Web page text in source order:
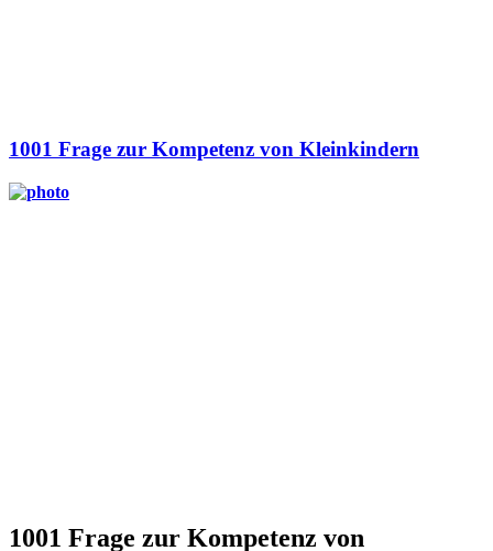
1001 Frage zur Kompetenz von Kleinkindern
1001 Frage zur Kompetenz von